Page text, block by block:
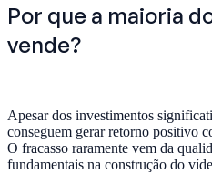
Por que a maioria
vende?
Apesar dos investimentos
conseguem gerar retorno positivo
O fracasso raramente vem da
fundamentais na construção do